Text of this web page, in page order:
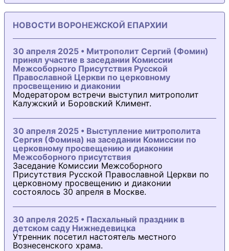
НОВОСТИ ВОРОНЕЖСКОЙ ЕПАРХИИ
30 апреля 2025 • Митрополит Сергий (Фомин)
принял участие в заседании Комиссии
Межсоборного Присутствия Русской
Православной Церкви по церковному
просвещению и диаконии
Модератором встречи выступил митрополит
Калужский и Боровский Климент.
30 апреля 2025 • Выступление митрополита
Сергия (Фомина) на заседании Комиссии по
церковному просвещению и диаконии
Межсоборного присутствия
Заседание Комиссии Межсоборного
Присутствия Русской Православной Церкви по
церковному просвещению и диаконии
состоялось 30 апреля в Москве.
30 апреля 2025 • Пасхальный праздник в
детском саду Нижнедевицка
Утренник посетил настоятель местного
Вознесенского храма.